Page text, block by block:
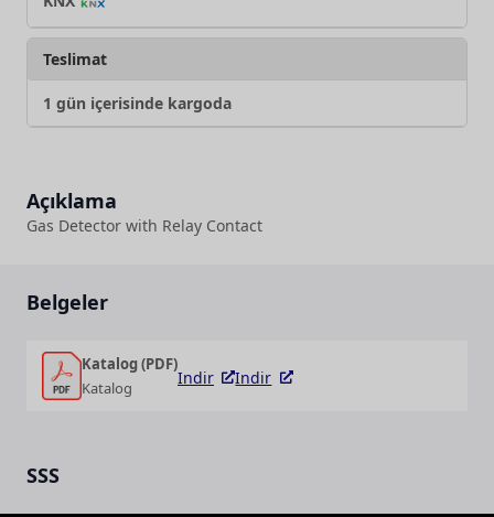
Belgeler
Katalog (PDF)
Katalog
Indir Indir
SSS
Teslimat
1 gün içerisinde kargoda
Açıklama
Gas Detector with Relay Contact